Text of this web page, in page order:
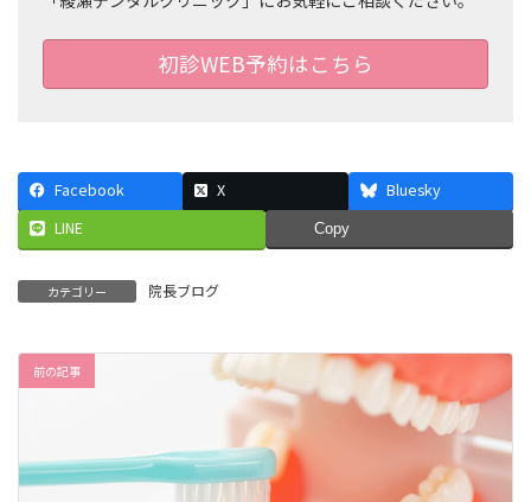
初診WEB予約はこちら
Facebook X
Bluesky
LINE
Copy
カテゴリー 院長ブログ
前の記事